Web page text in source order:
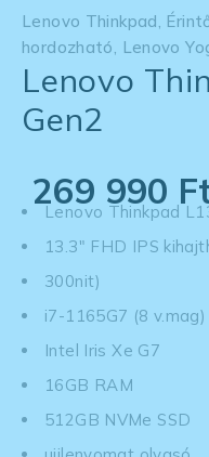
Lenovo Thinkpad,
hordozható, Lenovo
Lenovo
Gen2
269 990
Lenovo Thinkpad
13.3" FHD IPS
300nit)
i7-1165G7 (8 v.mag)
Intel Iris Xe G7
16GB RAM
512GB NVMe SSD